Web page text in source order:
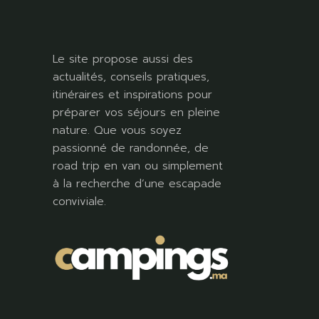
Le site propose aussi des
actualités, conseils pratiques,
itinéraires et inspirations pour
préparer vos séjours en pleine
nature. Que vous soyez
passionné de randonnée, de
road trip en van ou simplement
à la recherche d’une escapade
conviviale.